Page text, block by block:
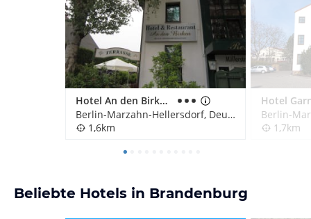
Hotel An den Birken (Hotelbetrieb eingestellt)
Berlin-Marzahn-Hellersdorf, Deutschland
1,6km
1,7km
Beliebte Hotels in Brandenburg